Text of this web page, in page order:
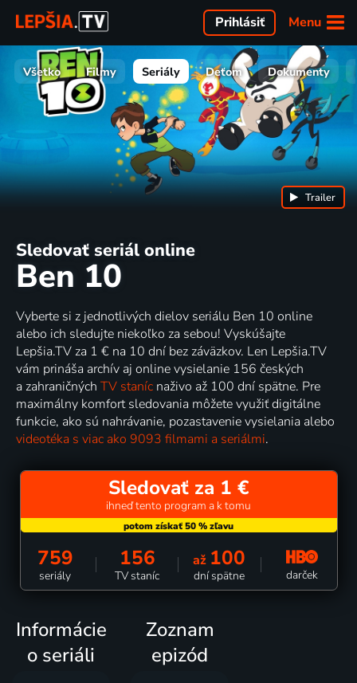
Menu
Prihlásiť
Všetko Filmy Seriály Deťom Dokumenty
Sledovať seriál online
Ben 10
Trailer
Vyberte si z jednotlivých dielov seriálu Ben 10 online
alebo ich sledujte niekoľko za sebou! Vyskúšajte
Lepšia.TV za 1 € na 10 dní bez záväzkov. Len Lepšia.TV
vám prináša archív aj online vysielanie 156 českých
a zahraničných TV staníc naživo až 100 dní spätne. Pre
maximálny komfort sledovania môžete využiť digitálne
funkcie, ako sú nahrávanie, pozastavenie vysielania alebo
videotéka s viac ako 9093 filmami a seriálmi.
Sledovať za 1 €
ihneď tento program a k tomu
759
seriály
156
TV staníc
až 100
dní spätne darček
Informácie
o seriáli
Zoznam
epizód